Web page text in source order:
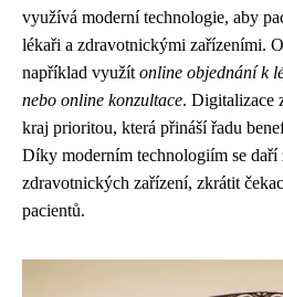
využívá moderní technologie, aby
lékaři a zdravotnickými zařízeními.
například využít online objednání k
nebo online konzultace. Digitalizace
kraj prioritou, která přináší řadu
Díky moderním technologiím se
zdravotnických zařízení, zkrátit
pacientů.